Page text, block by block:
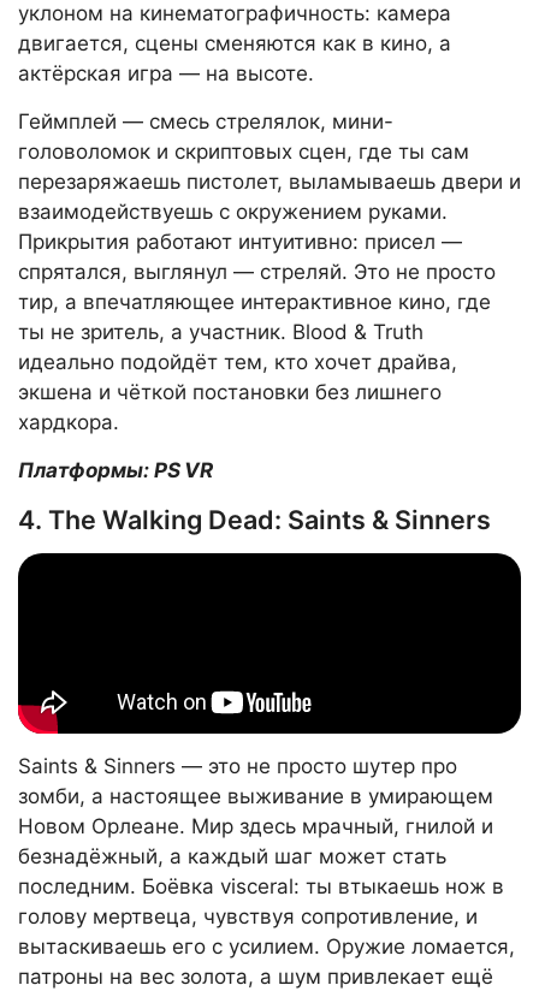
уклоном на кинематографичность: камера
двигается, сцены сменяются как в кино, а
актёрская игра — на высоте.
Геймплей — смесь стрелялок, мини-
головоломок и скриптовых сцен, где ты сам
перезаряжаешь пистолет, выламываешь двери и
взаимодействуешь с окружением руками.
Прикрытия работают интуитивно: присел —
спрятался, выглянул — стреляй. Это не просто
тир, а впечатляющее интерактивное кино, где
ты не зритель, а участник. Blood & Truth
идеально подойдёт тем, кто хочет драйва,
экшена и чёткой постановки без лишнего
хардкора.
Платформы: PS VR
4. The Walking Dead: Saints & Sinners
Saints & Sinners — это не просто шутер про
зомби, а настоящее выживание в умирающем
Новом Орлеане. Мир здесь мрачный, гнилой и
безнадёжный, а каждый шаг может стать
последним. Боёвка visceral: ты втыкаешь нож в
голову мертвеца, чувствуя сопротивление, и
вытаскиваешь его с усилием. Оружие ломается,
патроны на вес золота, а шум привлекает ещё